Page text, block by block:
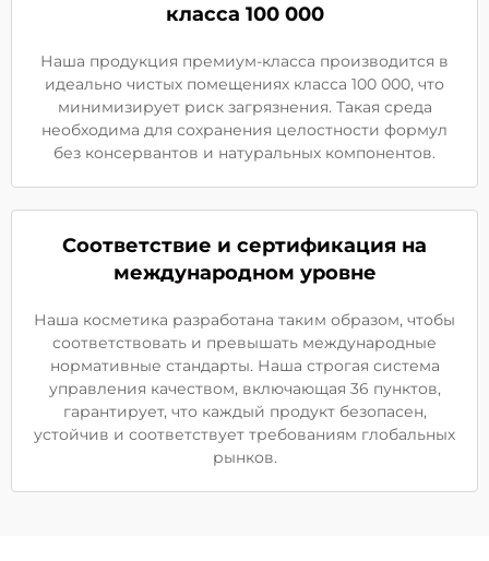
класса 100 000
Наша продукция премиум-класса производится в
идеально чистых помещениях класса 100 000, что
минимизирует риск загрязнения. Такая среда
необходима для сохранения целостности формул
без консервантов и натуральных компонентов.
Соответствие и сертификация на
международном уровне
Наша косметика разработана таким образом, чтобы
соответствовать и превышать международные
нормативные стандарты. Наша строгая система
управления качеством, включающая 36 пунктов,
гарантирует, что каждый продукт безопасен,
устойчив и соответствует требованиям глобальных
рынков.